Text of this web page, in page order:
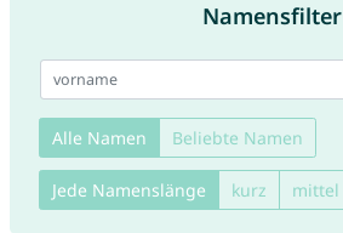
Namensfilter
Alle Namen Beliebte Namen
Jede Namenslänge kurz mittel